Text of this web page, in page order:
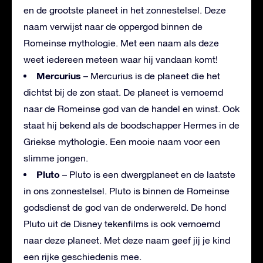
en de grootste planeet in het zonnestelsel. Deze
naam verwijst naar de oppergod binnen de
Romeinse mythologie. Met een naam als deze
weet iedereen meteen waar hij vandaan komt!
Mercurius – Mercurius is de planeet die het
dichtst bij de zon staat. De planeet is vernoemd
naar de Romeinse god van de handel en winst. Ook
staat hij bekend als de boodschapper Hermes in de
Griekse mythologie. Een mooie naam voor een
slimme jongen.
Pluto – Pluto is een dwergplaneet en de laatste
in ons zonnestelsel. Pluto is binnen de Romeinse
godsdienst de god van de onderwereld. De hond
Pluto uit de Disney tekenfilms is ook vernoemd
naar deze planeet. Met deze naam geef jij je kind
een rijke geschiedenis mee.